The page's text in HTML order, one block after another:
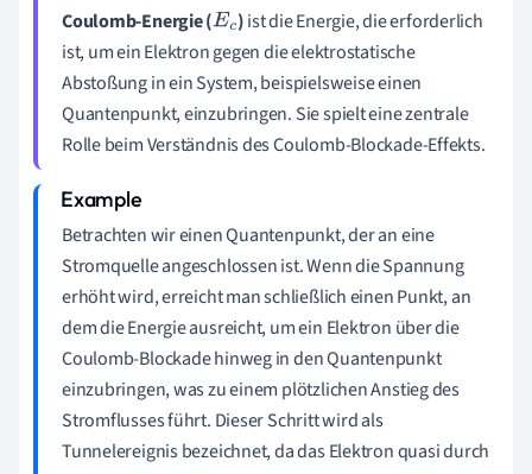
Coulomb-Energie (Ec )ist die Energie, die erforderlich
ist, um ein Elektron gegen die elektrostatische
Abstoßung in ein System, beispielsweise einen
Quantenpunkt, einzubringen. Sie spielt eine zentrale
Rolle beim Verständnis des Coulomb-Blockade-Effekts.
Betrachten wir einen Quantenpunkt, der an eine
Stromquelle angeschlossen ist. Wenn die Spannung
erhöht wird, erreicht man schließlich einen Punkt, an
dem die Energie ausreicht, um ein Elektron über die
Coulomb-Blockade hinweg in den Quantenpunkt
einzubringen, was zu einem plötzlichen Anstieg des
Stromflusses führt. Dieser Schritt wird als
Tunnelereignis bezeichnet, da das Elektron quasi durch